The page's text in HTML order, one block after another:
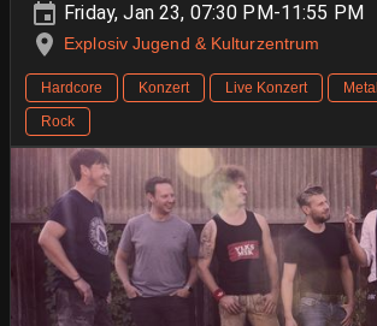
Friday, Jan 23, 07:30 PM-11:55 PM
Explosiv Jugend & Kulturzentrum
Hardcore Konzert Live Konzert Metal
Rock